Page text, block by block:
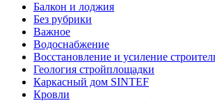
Балкон и лоджия
Без рубрики
Важное
Водоснабжение
Восстановление и усиление
Геология стройплощадки
Каркасный дом SINTEF
Кровли